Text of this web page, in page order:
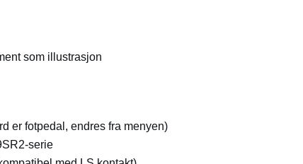
som illustrasjon
er fotpedal, endres fra menyen)
serie